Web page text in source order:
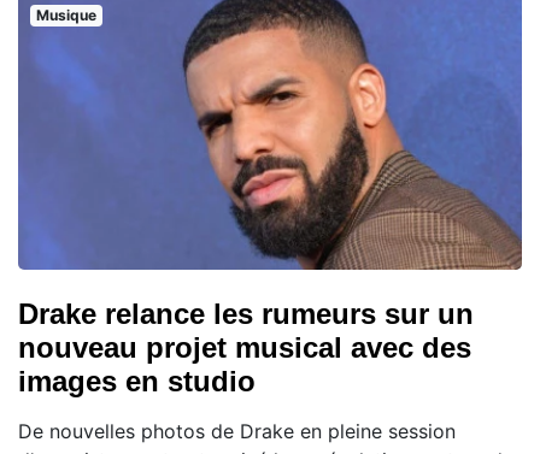
Musique
Drake relance les rumeurs sur un
nouveau projet musical avec des
images en studio
De nouvelles photos de Drake en pleine session